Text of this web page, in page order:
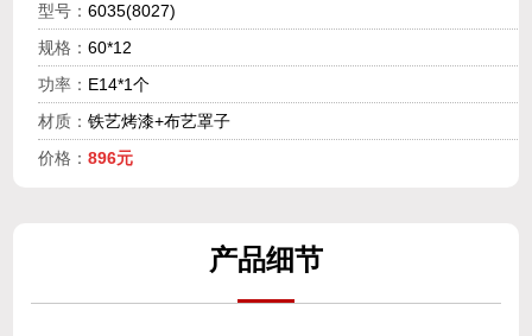
型号： 6035(8027)
规格： 60*12
功率： E14*1个
材质： 铁艺烤漆+布艺罩子
价格： 896元
产品细节